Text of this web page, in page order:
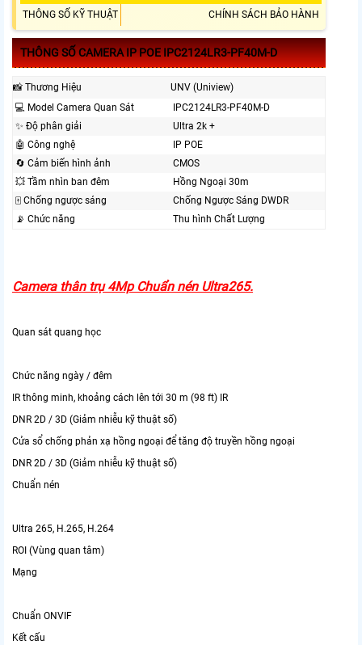
THÔNG SỐ KỸ THUẬT CHÍNH SÁCH BẢO HÀNH
THÔNG SỐ CAMERA IP POE IPC2124LR3-PF40M-D
📸 Thương Hiệu
UNV (Uniview)
💻 Model Camera Quan Sát
IPC2124LR3-PF40M-D
✨ Độ phân giải
Ultra 2k +
🤖️ Công nghệ
IP POE
🔄 Cảm biến hình ảnh
CMOS
💥 Tầm nhìn ban đêm
Hồng Ngoại 30m
🀄 Chống ngược sáng
Chống Ngược Sáng DWDR
📡 Chức năng
Thu hình Chất Lượng
Camera thân trụ 4Mp Chuẩn nén Ultra265.
Quan sát quang học
Chức năng ngày / đêm
IR thông minh, khoảng cách lên tới 30 m (98 ft) IR
DNR 2D / 3D (Giảm nhiễu kỹ thuật số)
Cửa sổ chống phản xạ hồng ngoại để tăng độ truyền hồng ngoại
DNR 2D / 3D (Giảm nhiễu kỹ thuật số)
Chuẩn nén
Ultra 265, H.265, H.264
ROI (Vùng quan tâm)
Mạng
Chuẩn ONVIF
Kết cấu